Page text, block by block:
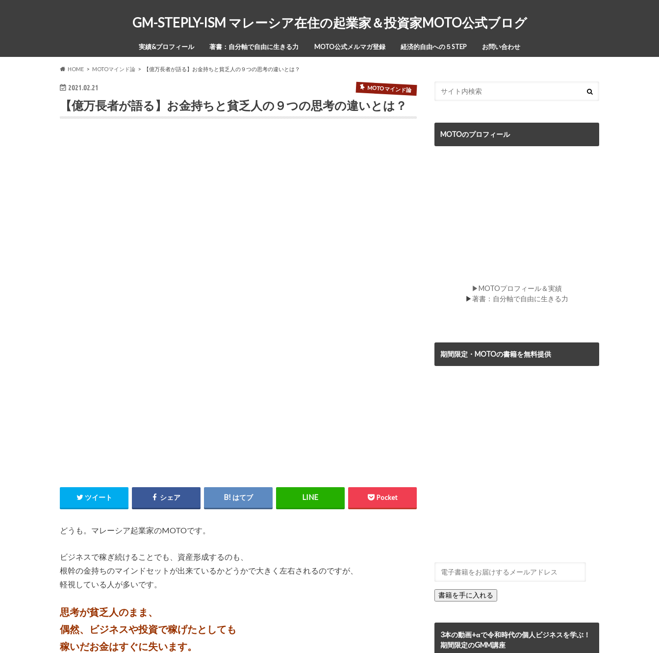
GM-STEPLY-ISM マレーシア在住の起業家＆投資家MOTO公式ブログ
実績&プロフィール 著書：自分軸で自由に生きる力 MOTO公式メルマガ登録 経済的自由への５STEP お問い合わせ
HOME MOTOマインド論 【億万長者が語る】お金持ちと貧乏人の９つの思考の違いとは？
2021.02.21 MOTOマインド論
【億万長者が語る】お金持ちと貧乏人の９つの思考の違いとは？
ツイート シェア はてブ Pocket
どうも。マレーシア起業家のMOTOです。
ビジネスで稼ぎ続けることでも、資産形成するのも、
根幹の金持ちのマインドセットが出来ているかどうかで大きく左右されるのですが、
軽視している人が多いです。
思考が貧乏人のまま、
偶然、ビジネスや投資で稼げたとしても
稼いだお金はすぐに失います。
MOTOのプロフィール
▶MOTOプロフィール＆実績
▶著書：自分軸で自由に生きる力
期間限定・MOTOの書籍を無料提供
3本の動画+αで令和時代の個人ビジネスを学ぶ！
期間限定のGMM講座